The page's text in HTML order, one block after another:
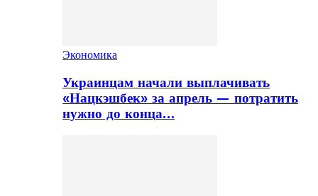
Экономика
Украинцам начали выплачивать
«Нацкэшбек» за апрель — потратить
нужно до конца…